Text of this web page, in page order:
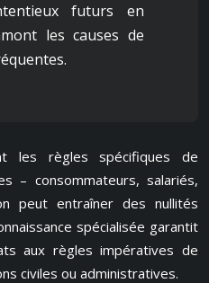
futurs en
les causes de
les règles spécifiques de
– consommateurs, salariés,
peut entraîner des nullités
spécialisée garantit
aux règles impératives de
civiles ou administratives.